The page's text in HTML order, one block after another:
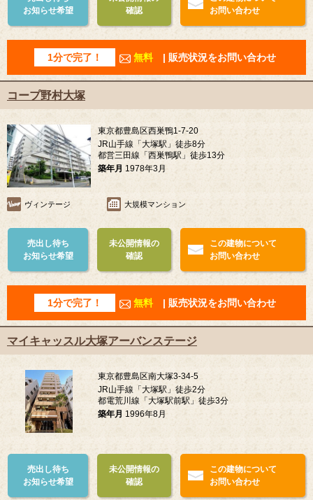
お知らせ希望
確認
お問い合わせ
1分で完了！ 無料 | 販売状況をお問い合わせ
コープ野村大塚
東京都豊島区西巣鴨1-7-20
JR山手線「大塚駅」徒歩8分
都営三田線「西巣鴨駅」徒歩13分
築年月 1978年3月
ヴィンテージ 大規模マンション
売出し待ち
お知らせ希望
未公開情報の
確認
この建物について
お問い合わせ
1分で完了！ 無料 | 販売状況をお問い合わせ
マイキャッスル大塚アーバンステージ
東京都豊島区南大塚3-34-5
JR山手線「大塚駅」徒歩2分
都電荒川線「大塚駅前駅」徒歩3分
築年月 1996年8月
売出し待ち
お知らせ希望
未公開情報の
確認
この建物について
お問い合わせ